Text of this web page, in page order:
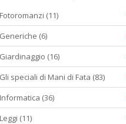
Fotoromanzi (11)
Generiche (6)
Giardinaggio (16)
Gli speciali di Mani di Fata (83)
Informatica (36)
Leggi (11)